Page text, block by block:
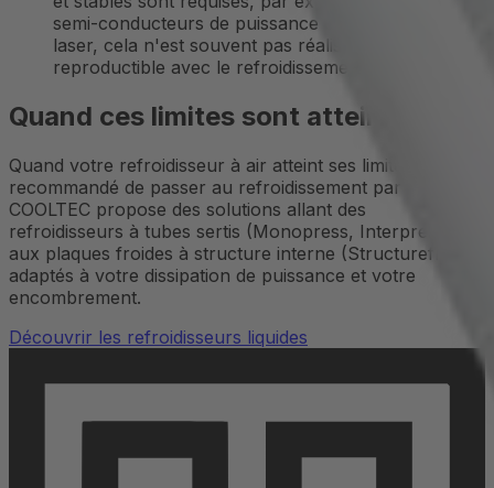
semi-conducteurs de puissance ou des systèmes
laser, cela n'est souvent pas réalisable de manière
reproductible avec le refroidissement par air.
Quand ces limites sont atteintes
Quand votre refroidisseur à air atteint ses limites, il est
recommandé de passer au refroidissement par liquide.
COOLTEC propose des solutions allant des
refroidisseurs à tubes sertis (Monopress, Interpress)
aux plaques froides à structure interne (Structureflow),
adaptés à votre dissipation de puissance et votre
encombrement.
Découvrir les refroidisseurs liquides